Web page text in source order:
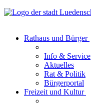
Rathaus und Bürger
Info & Service
Aktuelles
Rat & Politik
Bürgerportal
Freizeit und Kultur